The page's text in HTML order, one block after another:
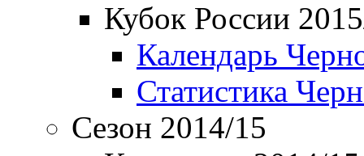
Кубок России
Календарь
Статистика
Сезон 2014/15